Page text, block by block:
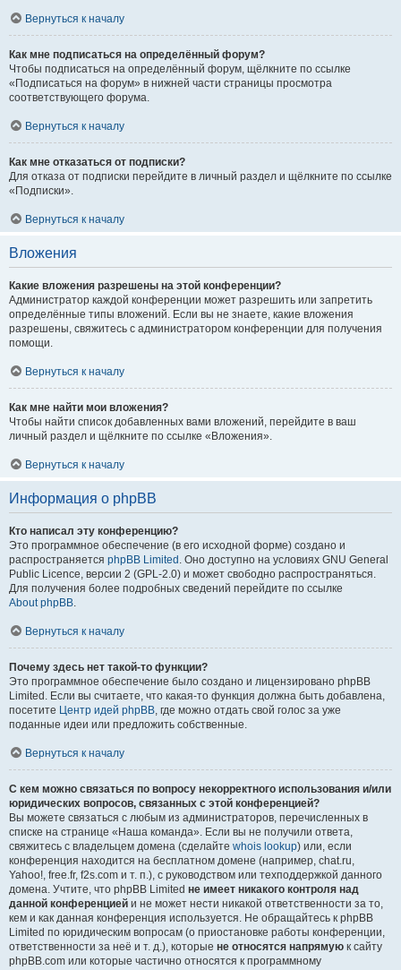
Вернуться к началу
Как мне подписаться на определённый форум?
Чтобы подписаться на определённый форум, щёлкните по ссылке
«Подписаться на форум» в нижней части страницы просмотра
соответствующего форума.
Вернуться к началу
Как мне отказаться от подписки?
Для отказа от подписки перейдите в личный раздел и щёлкните по ссылке
«Подписки».
Вернуться к началу
Вложения
Какие вложения разрешены на этой конференции?
Администратор каждой конференции может разрешить или запретить
определённые типы вложений. Если вы не знаете, какие вложения
разрешены, свяжитесь с администратором конференции для получения
помощи.
Вернуться к началу
Как мне найти мои вложения?
Чтобы найти список добавленных вами вложений, перейдите в ваш
личный раздел и щёлкните по ссылке «Вложения».
Вернуться к началу
Информация о phpBB
Кто написал эту конференцию?
Это программное обеспечение (в его исходной форме) создано и
распространяется phpBB Limited . Оно доступно на условиях GNU General
Public Licence, версии 2 (GPL-2.0) и может свободно распространяться.
Для получения более подробных сведений перейдите по ссылке
About phpBB.
Вернуться к началу
Почему здесь нет такой-то функции?
Это программное обеспечение было создано и лицензировано phpBB
Limited. Если вы считаете, что какая-то функция должна быть добавлена,
посетите Центр идей phpBB, где можно отдать свой голос за уже
поданные идеи или предложить собственные.
Вернуться к началу
С кем можно связаться по вопросу некорректного использования и/или
юридических вопросов, связанных с этой конференцией?
Вы можете связаться с любым из администраторов, перечисленных в
списке на странице «Наша команда». Если вы не получили ответа,
свяжитесь с владельцем домена (сделайте whois lookup) или, если
конференция находится на бесплатном домене (например, chat.ru,
Yahoo!, free.fr, f2s.com и т. п.), с руководством или техподдержкой данного
домена. Учтите, что phpBB Limited не имеет никакого контроля над
данной конференцией и не может нести никакой ответственности за то,
кем и как данная конференция используется. Не обращайтесь к phpBB
Limited по юридическим вопросам (о приостановке работы конференции,
ответственности за неё и т. д.), которые не относятся напрямую к сайту
phpBB.com или которые частично относятся к программному